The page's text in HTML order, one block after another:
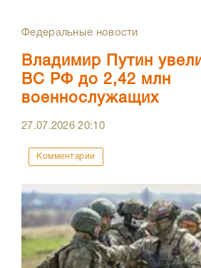
Федеральные новости
Владимир Путин
ВС РФ до 2,42 млн
военнослужащих
27.07.202620:10
Комментарии